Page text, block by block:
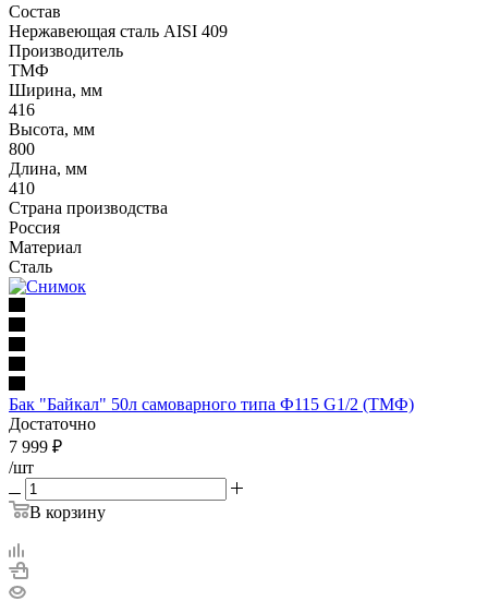
Состав
Нержавеющая сталь AISI 409
Производитель
ТМФ
Ширина, мм
416
Высота, мм
800
Длина, мм
410
Страна производства
Россия
Материал
Сталь
Бак "Байкал" 50л самоварного типа Ф115 G1/2 (ТМФ)
Достаточно
7 999 ₽
/шт
В корзину